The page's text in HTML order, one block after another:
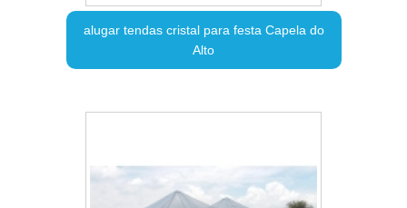
alugar tendas cristal para festa Capela do
Alto